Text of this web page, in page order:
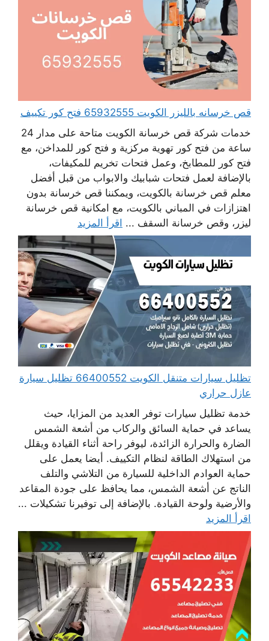
قص خرسانه بالليزر الكويت 65932555 فتح كور تكييف
خدمات شركة قص خرسانة الكويت متاحة على مدار 24
ساعة من فتح كور تهوية مركزية و فتح كور للمداخن، مع
فتح كور للمطابخ، وعمل فتحات تخريم للمكيفات،
بالإضافة لعمل فتحات شبابيك والابواب من قبل أفضل
معلم قص خرسانة بالكويت، ويمكننا قص خرسانة بدون
اهتزازات في المباني بالكويت، مع امكانية قص خرسانة
ليزر، وقص خرسانة السقف ... اقرأ المزيد
تظليل سيارات متنقل الكويت 66400552 تظليل سيارة
عازل حراري
خدمة تظليل سيارات توفر العديد من المزايا، حيث
يساعد في حماية السائق والركاب من أشعة الشمس
الضارة والحرارة الزائدة، ليوفر راحة أثناء القيادة ويقلل
من استهلاك الطاقة لنظام التكييف. أيضا يعمل على
حماية العوادم الداخلية للسيارة من التلاشي والتلف
الناتج عن أشعة الشمس، مما يحافظ على جودة المقاعد
والأرضية ولوحة القيادة. بالإضافة إلى توفيرنا تشكيلات ...
اقرأ المزيد